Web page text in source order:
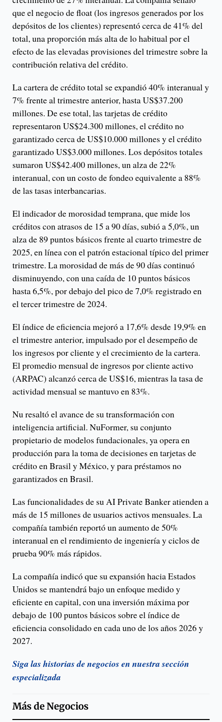
que el negocio de float (los ingresos generados por los
depósitos de los clientes) representó cerca de 41% del
total, una proporción más alta de lo habitual por el
efecto de las elevadas provisiones del trimestre sobre la
contribución relativa del crédito.
La cartera de crédito total se expandió 40% interanual y
7% frente al trimestre anterior, hasta US$37.200
millones. De ese total, las tarjetas de crédito
representaron US$24.300 millones, el crédito no
garantizado cerca de US$10.000 millones y el crédito
garantizado US$3.000 millones. Los depósitos totales
sumaron US$42.400 millones, un alza de 22%
interanual, con un costo de fondeo equivalente a 88%
de las tasas interbancarias.
El indicador de morosidad temprana, que mide los
créditos con atrasos de 15 a 90 días, subió a 5,0%, un
alza de 89 puntos básicos frente al cuarto trimestre de
2025, en línea con el patrón estacional típico del primer
trimestre. La morosidad de más de 90 días continuó
disminuyendo, con una caída de 10 puntos básicos
hasta 6,5%, por debajo del pico de 7,0% registrado en
el tercer trimestre de 2024.
El índice de eficiencia mejoró a 17,6% desde 19,9% en
el trimestre anterior, impulsado por el desempeño de
los ingresos por cliente y el crecimiento de la cartera.
El promedio mensual de ingresos por cliente activo
(ARPAC) alcanzó cerca de US$16, mientras la tasa de
actividad mensual se mantuvo en 83%.
Nu resaltó el avance de su transformación con
inteligencia artificial. NuFormer, su conjunto
propietario de modelos fundacionales, ya opera en
producción para la toma de decisiones en tarjetas de
crédito en Brasil y México, y para préstamos no
garantizados en Brasil.
Las funcionalidades de su AI Private Banker atienden a
más de 15 millones de usuarios activos mensuales. La
compañía también reportó un aumento de 50%
interanual en el rendimiento de ingeniería y ciclos de
prueba 90% más rápidos.
La compañía indicó que su expansión hacia Estados
Unidos se mantendrá bajo un enfoque medido y
eficiente en capital, con una inversión máxima por
debajo de 100 puntos básicos sobre el índice de
eficiencia consolidado en cada uno de los años 2026 y
2027.
Siga las historias de negocios en nuestra sección
especializada
Más deNegocios